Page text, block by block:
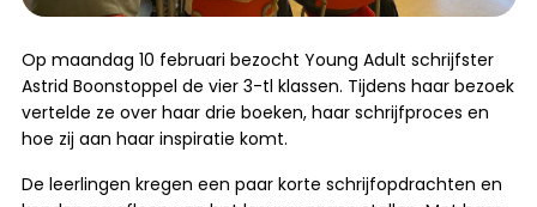
Op maandag 10 februari bezocht Young Adult schrijfster
Astrid Boonstoppel de vier 3-tl klassen. Tijdens haar bezoek
vertelde ze over haar drie boeken, haar schrijfproces en
hoe zij aan haar inspiratie komt.
De leerlingen kregen een paar korte schrijfopdrachten en